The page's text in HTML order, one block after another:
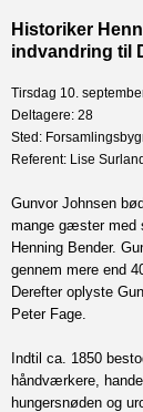
Historiker
indvandring til
Tirsdag 10.
Deltagere: 28
Sted:
Referent: Lise
Gunvor Johnsen
mange gæster med
Henning Bender.
gennem mere end
Derefter oplyste
Peter Fage.
Indtil ca. 1850
håndværkere,
hungersnøden og